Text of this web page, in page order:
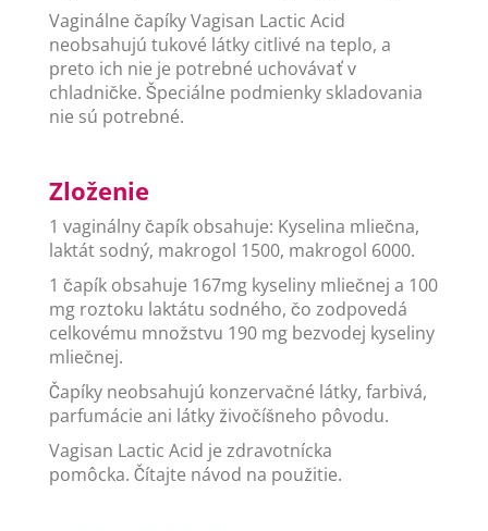
Vaginálne čapíky Vagisan Lactic Acid
neobsahujú tukové látky citlivé na teplo, a
preto ich nie je potrebné uchovávať v
chladničke. Špeciálne podmienky skladovania
nie sú potrebné.
Zloženie
1 vaginálny čapík obsahuje: Kyselina mliečna,
laktát sodný, makrogol 1500, makrogol 6000.
1 čapík obsahuje 167mg kyseliny mliečnej a 100
mg roztoku laktátu sodného, čo zodpovedá
celkovému množstvu 190 mg bezvodej kyseliny
mliečnej.
Čapíky neobsahujú konzervačné látky, farbivá,
parfumácie ani látky živočíšneho pôvodu.
Vagisan Lactic Acid je zdravotnícka
pomôcka. Čítajte návod na použitie.